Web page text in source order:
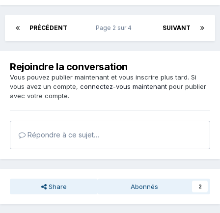
PRÉCÉDENT SUIVANT
Page 2 sur 4
Rejoindre la conversation
Vous pouvez publier maintenant et vous inscrire plus tard. Si
vous avez un compte, connectez-vous maintenant pour publier
avec votre compte.
Répondre à ce sujet…
Share Abonnés 2